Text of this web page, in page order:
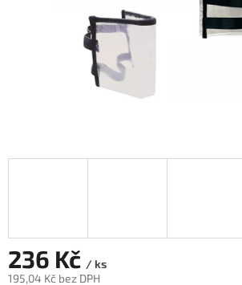
236 Kč / ks
195,04 Kč bez DPH